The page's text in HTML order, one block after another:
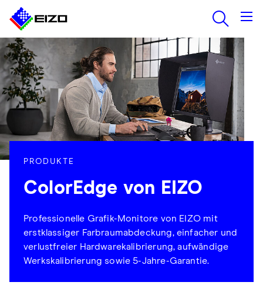
PRODUKTE
ColorEdge von EIZO
Professionelle Grafik-Monitore von EIZO mit
erstklassiger Farbraumabdeckung, einfacher und
verlustfreier Hardwarekalibrierung, aufwändige
Werkskalibrierung sowie 5-Jahre-Garantie.